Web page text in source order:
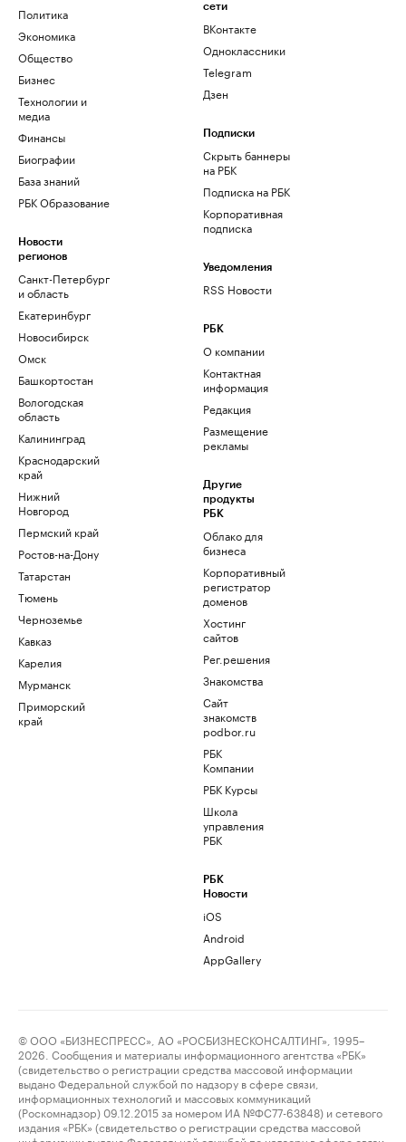
Политика
Экономика
Общество
Бизнес
Технологии и
медиа
Финансы
Биографии
База знаний
РБК Образование
Новости
регионов
Санкт-Петербург
и область
Екатеринбург
Новосибирск
Омск
Башкортостан
Вологодская
область
Калининград
Краснодарский
край
Нижний
Новгород
Пермский край
Ростов-на-Дону
Татарстан
Тюмень
Черноземье
Кавказ
Карелия
Мурманск
Приморский
край
сети
ВКонтакте
Одноклассники
Telegram
Дзен
Подписки
Скрыть баннеры
на РБК
Подписка на РБК
Корпоративная
подписка
Уведомления
RSS Новости
РБК
О компании
Контактная
информация
Редакция
Размещение
рекламы
Другие
продукты
РБК
Облако для
бизнеса
Корпоративный
регистратор
доменов
Хостинг
сайтов
Рег.решения
Знакомства
Сайт
знакомств
podbor.ru
РБК
Компании
РБК Курсы
Школа
управления
РБК
РБК
Новости
iOS
Android
AppGallery
© ООО «БИЗНЕСПРЕСС», АО «РОСБИЗНЕСКОНСАЛТИНГ», 1995–
2026. Сообщения и материалы информационного агентства «РБК»
(свидетельство о регистрации средства массовой информации
выдано Федеральной службой по надзору в сфере связи,
информационных технологий и массовых коммуникаций
(Роскомнадзор) 09.12.2015 за номером ИА №ФС77-63848) и сетевого
издания «РБК» (свидетельство о регистрации средства массовой